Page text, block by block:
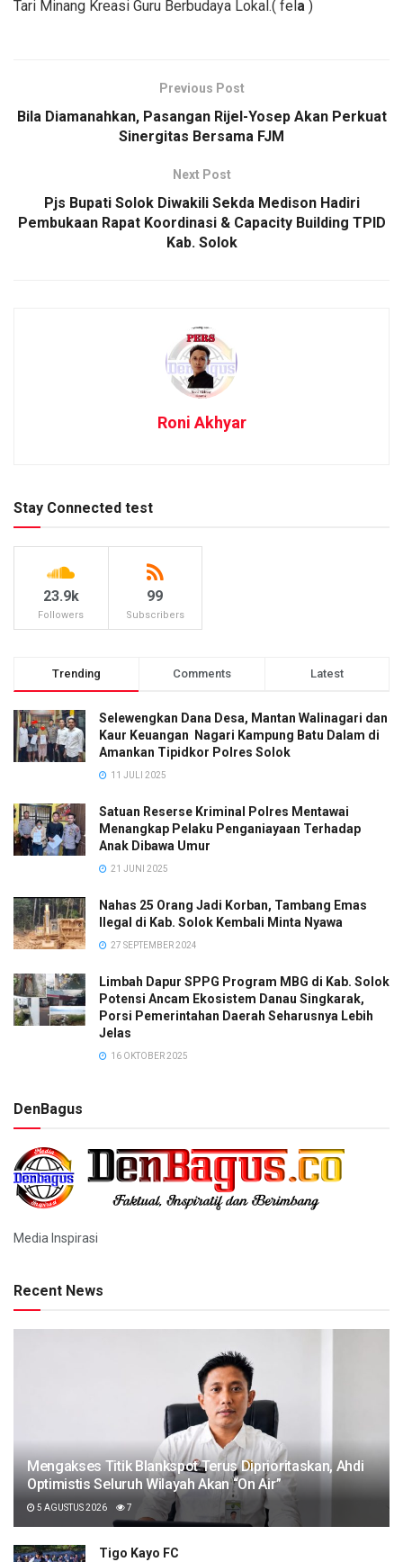
Tari Minang Kreasi Guru Berbudaya Lokal.( fel a )
Previous Post
Bila Diamanahkan, Pasangan Rijel-Yosep Akan Perkuat
Sinergitas Bersama FJM
Next Post
Pjs Bupati Solok Diwakili Sekda Medison Hadiri
Pembukaan Rapat Koordinasi & Capacity Building TPID
Kab. Solok
Roni Akhyar
Stay Connected test
23.9k
Followers
99
Subscribers
Trending Comments Latest
Selewengkan Dana Desa, Mantan Walinagari dan
Kaur Keuangan Nagari Kampung Batu Dalam di
Amankan Tipidkor Polres Solok
11 JULI 2025
Satuan Reserse Kriminal Polres Mentawai
Menangkap Pelaku Penganiayaan Terhadap
Anak Dibawa Umur
21 JUNI 2025
Nahas 25 Orang Jadi Korban, Tambang Emas
Ilegal di Kab. Solok Kembali Minta Nyawa
27 SEPTEMBER 2024
Limbah Dapur SPPG Program MBG di Kab. Solok
Potensi Ancam Ekosistem Danau Singkarak,
Porsi Pemerintahan Daerah Seharusnya Lebih
Jelas
16 OKTOBER 2025
DenBagus
Media Inspirasi
Recent News
Mengakses Titik Blankspot Terus Diprioritaskan, Ahdi
Optimistis Seluruh Wilayah Akan “On Air”
5 AGUSTUS 2026 7
Tigo Kayo FC